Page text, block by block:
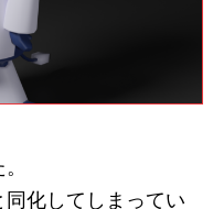
化してしまってい